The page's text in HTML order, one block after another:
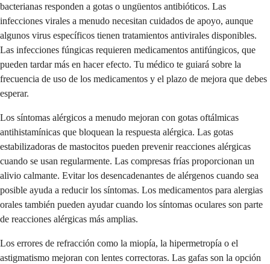
bacterianas responden a gotas o ungüentos antibióticos. Las
infecciones virales a menudo necesitan cuidados de apoyo, aunque
algunos virus específicos tienen tratamientos antivirales disponibles.
Las infecciones fúngicas requieren medicamentos antifúngicos, que
pueden tardar más en hacer efecto. Tu médico te guiará sobre la
frecuencia de uso de los medicamentos y el plazo de mejora que debes
esperar.
Los síntomas alérgicos a menudo mejoran con gotas oftálmicas
antihistamínicas que bloquean la respuesta alérgica. Las gotas
estabilizadoras de mastocitos pueden prevenir reacciones alérgicas
cuando se usan regularmente. Las compresas frías proporcionan un
alivio calmante. Evitar los desencadenantes de alérgenos cuando sea
posible ayuda a reducir los síntomas. Los medicamentos para alergias
orales también pueden ayudar cuando los síntomas oculares son parte
de reacciones alérgicas más amplias.
Los errores de refracción como la miopía, la hipermetropía o el
astigmatismo mejoran con lentes correctoras. Las gafas son la opción